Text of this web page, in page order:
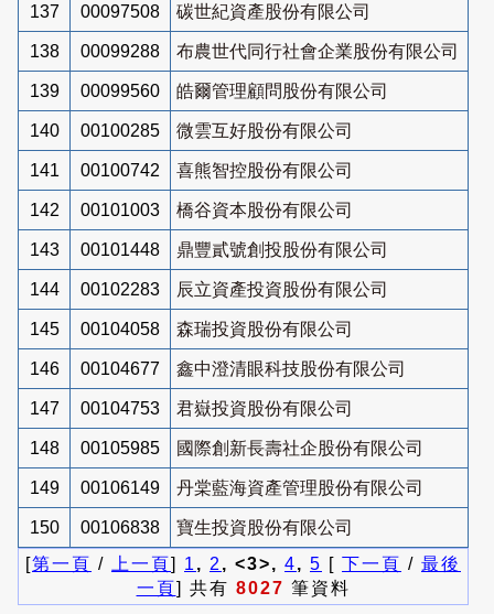
137 00097508 碳世紀資產股份有限公司
138 00099288 布農世代同行社會企業股份有限公司
139 00099560 皓爾管理顧問股份有限公司
140 00100285 微雲互好股份有限公司
141 00100742 喜熊智控股份有限公司
142 00101003 橋谷資本股份有限公司
143 00101448 鼎豐貳號創投股份有限公司
144 00102283 辰立資產投資股份有限公司
145 00104058 森瑞投資股份有限公司
146 00104677 鑫中澄清眼科技股份有限公司
147 00104753 君嶽投資股份有限公司
148 00105985 國際創新長壽社企股份有限公司
149 00106149 丹棠藍海資產管理股份有限公司
150 00106838
寶生投資股份有限公司
[第一頁 / 上一頁] 1 , 2 , <3>, 4, 5 [ 下一頁 / 最後
一頁] 共有 8027 筆資料